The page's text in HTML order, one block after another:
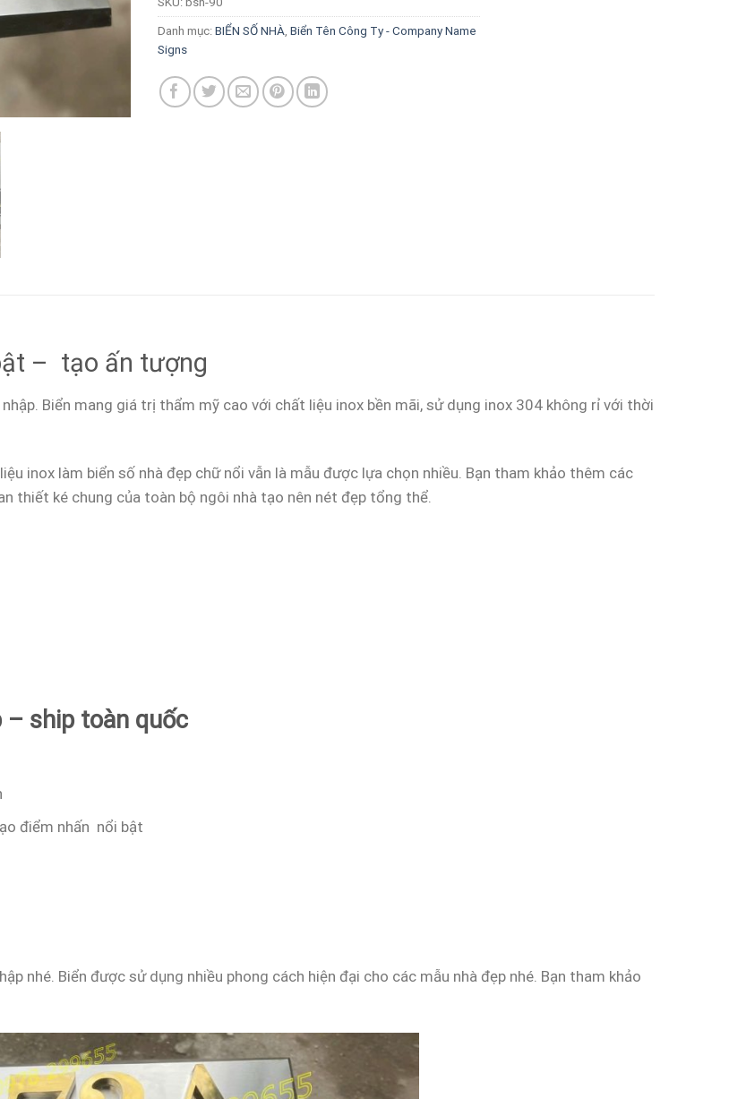
Danh mục:BIỂN SỐ NHÀ, Biển Tên Công Ty - Company Name
Signs
– tạo ấn tượng
Biển mang giá trị thẩm mỹ cao với chất liệu inox bền mãi, sử dụng inox 304 không rỉ với thời
inox làm biển số nhà đẹp chữ nổi vẫn là mẫu được lựa chọn nhiều. Bạn tham khảo thêm các
thiết ké chung của toàn bộ ngôi nhà tạo nên nét đẹp tổng thể.
– ship toàn quốc
điểm nhấn nổi bật
nhé. Biển được sử dụng nhiều phong cách hiện đại cho các mẫu nhà đẹp nhé. Bạn tham khảo